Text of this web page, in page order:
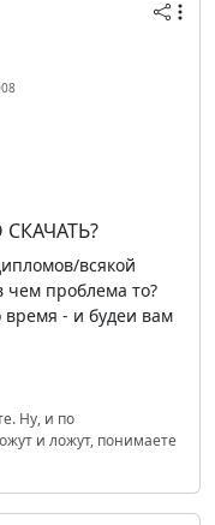
всякой
проблема то?
время - и будеи вам
Ну, и по
и ложут, понимаете